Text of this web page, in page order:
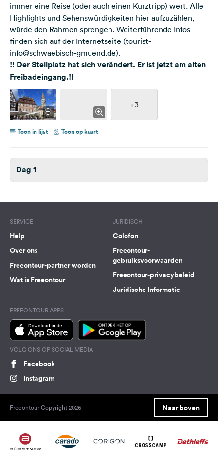
immer eine Reise (oder auch einen Kurztripp) wert. Alle
Highlights und Sehenswürdigkeiten hier aufzuzählen,
würde den Rahmen sprengen. Weiterführende Infos
finden sich auf der Internetseite (tourist-
info@schwaebisch-gmuend.de).
!! Der Stellplatz hat sich verändert. Er ist jetzt am alten
Freibadeingang.!!
+3
Toon in lijst Toon op kaart
Dag 1
SERVICE
Help
Over ons
Freeontour-partner worden
Wat is Freeontour
JURIDISCH
Colofon
Freeontour-
gebruiksvoorwaarden
Freeontour-privacybeleid
Juridische Informatie
FREEONTOUR APPS
VOLG ONS OP SOCIAL MEDIA
Facebook
Instagram
Freeontour Copyright 2026 Naar boven